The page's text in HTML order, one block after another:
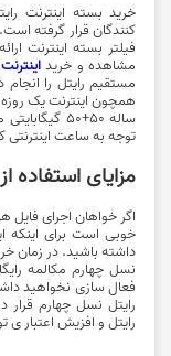
خرید بسته اینترنت
کنندگان قرار گرفته
فیلتر بسته اینترنت
مشاهده و خرید
مستقیم رایتل را انجام
ساله 50+50
توجه به ساعت اینترنتی
مزایای استفاده
اگر خواهان اجرای فایل
خوبی است برای اینکه
داشته باشید. در زمان
نسل چهارم مکالمه
فعال سازی نخواهید
رایتل نسل چهارم قرار
رایتل و افزیش اعتبار ی